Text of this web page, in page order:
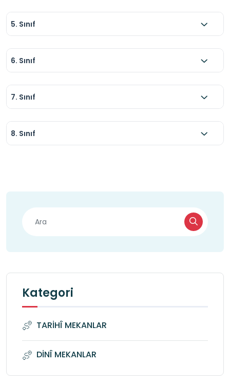
5. Sınıf
6. Sınıf
7. Sınıf
8. Sınıf
Kategori
TARİHÎ MEKANLAR
DİNÎ MEKANLAR